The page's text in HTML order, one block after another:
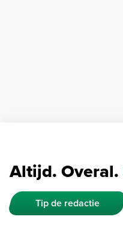
Altijd. Overal.
Tip de redactie